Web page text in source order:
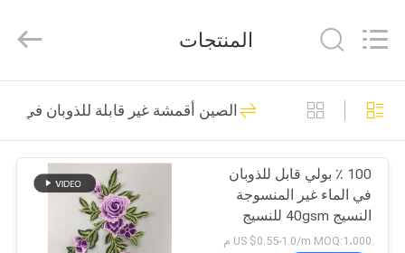
المنزل
المنتجات
حولنا
Macromolecule
Materials
All
Reserved.
PVA المياه القابلة
للذوبان السينمائي
38
المنتجات
الصين أقمشة غير قابلة للذوبان في
100 ٪ بولي قابل للذوبان
في الماء غير المنسوجة
النسيج 40gsm للنسيج
الدانتيل بدعم
US $0.55-1.0/m MOQ:1،000 م